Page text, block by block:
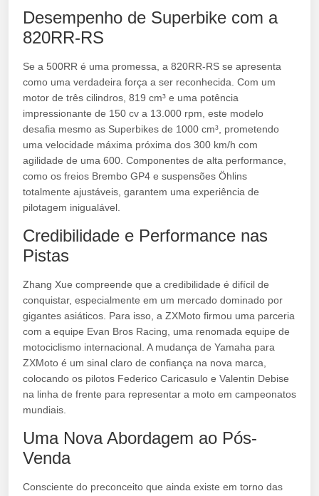
Desempenho de Superbike com a
820RR-RS
Se a 500RR é uma promessa, a 820RR-RS se apresenta
como uma verdadeira força a ser reconhecida. Com um
motor de três cilindros, 819 cm³ e uma potência
impressionante de 150 cv a 13.000 rpm, este modelo
desafia mesmo as Superbikes de 1000 cm³, prometendo
uma velocidade máxima próxima dos 300 km/h com
agilidade de uma 600. Componentes de alta performance,
como os freios Brembo GP4 e suspensões Öhlins
totalmente ajustáveis, garantem uma experiência de
pilotagem inigualável.
Credibilidade e Performance nas
Pistas
Zhang Xue compreende que a credibilidade é difícil de
conquistar, especialmente em um mercado dominado por
gigantes asiáticos. Para isso, a ZXMoto firmou uma parceria
com a equipe Evan Bros Racing, uma renomada equipe de
motociclismo internacional. A mudança de Yamaha para
ZXMoto é um sinal claro de confiança na nova marca,
colocando os pilotos Federico Caricasulo e Valentin Debise
na linha de frente para representar a moto em campeonatos
mundiais.
Uma Nova Abordagem ao Pós-
Venda
Consciente do preconceito que ainda existe em torno das